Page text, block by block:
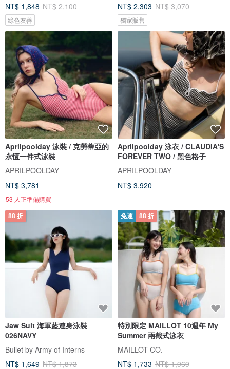
NT$ 1,848 NT$ 2,100
綠色友善
NT$ 2,303 NT$ 3,070
獨家販售
Aprilpoolday 泳裝 / 克勞蒂亞的
永恆一件式泳裝
APRILPOOLDAY
NT$ 3,781
53 人正準備購買
Aprilpoolday 泳衣 / CLAUDIA'S
FOREVER TWO / 黑色格子
APRILPOOLDAY
NT$ 3,920
88 折
Jaw Suit 海軍藍連身泳裝
026NAVY
Bullet by Army of Interns
NT$ 1,649 NT$ 1,873
免運 88 折
特別限定 MAILLOT 10週年 My
Summer 兩截式泳衣
MAILLOT CO.
NT$ 1,733 NT$ 1,969